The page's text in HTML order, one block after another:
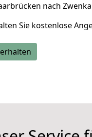
nach
Sie kostenlose